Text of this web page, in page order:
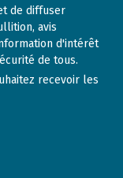
de diffuser
avis
d'intérêt
de tous.
recevoir les